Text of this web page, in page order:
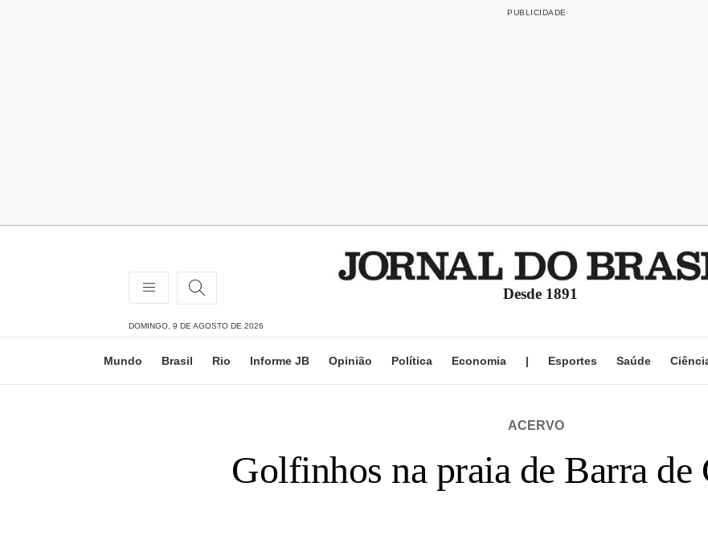
Desde 1891
DOMINGO, 9 DE AGOSTO DE 2026
Mundo Brasil Rio Informe JB Opinião Política Economia | Esportes Saúde
ACERVO
Golfinhos na praia de Barra de